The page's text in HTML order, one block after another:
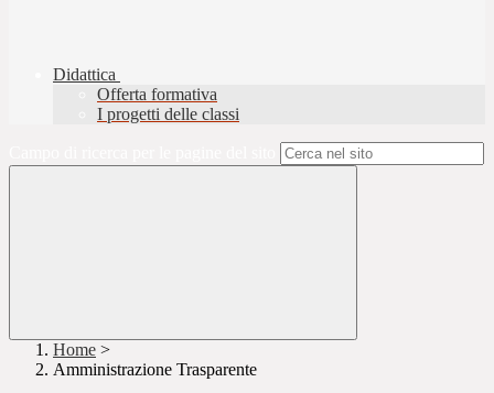
Didattica
Offerta formativa
I progetti delle classi
Home >
Amministrazione Trasparente